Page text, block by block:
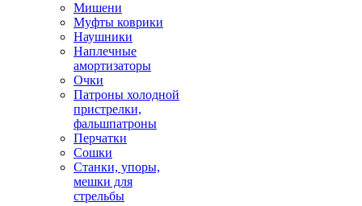
Мишени
Муфты коврики
Наушники
Наплечные
амортизаторы
Очки
Патроны холодной
пристрелки,
фальшпатроны
Перчатки
Сошки
Станки, упоры,
мешки для
стрельбы